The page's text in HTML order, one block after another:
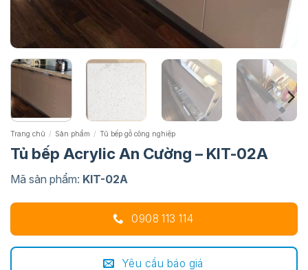
Trang chủ / Sản phẩm / Tủ bếp gỗ công nghiệp
Tủ bếp Acrylic An Cường – KIT-02A
Mã sản phẩm: KIT-02A
0908 113 114
Yêu cầu báo giá